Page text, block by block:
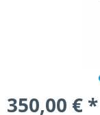
350,00 € *